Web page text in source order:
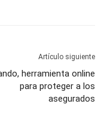
Artículo siguiente
herramienta online
para proteger a los
asegurados